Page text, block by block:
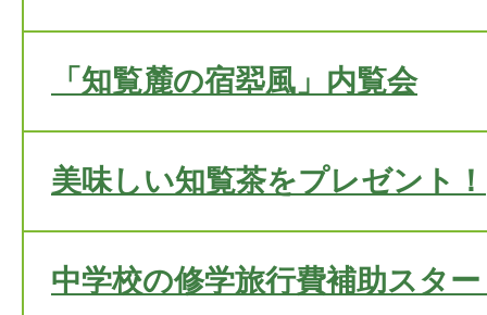
「知覧麓の宿翆風」内覧会
美味しい知覧茶をプレゼント！
中学校の修学旅行費補助スタ